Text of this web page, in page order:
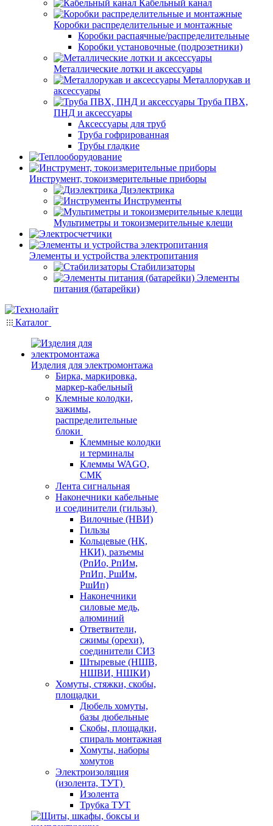
Кабельный канал
Коробки распределительные и монтажные
Коробки распаячные/распределительные
Коробки установочные (подрозетники)
Металлические лотки и аксессуары
Металлорукав и
аксессуары
Труба ПВХ,
ПНД и аксессуары
Аксессуары для труб
Труба гофрированная
Трубы гладкие
Инструмент, токоизмерительные приборы
Диэлектрика
Инструменты
Мультиметры и токоизмерительные клещи
Элементы и устройства электропитания
Стабилизаторы
Элементы
питания (батарейки)
Каталог
Изделия для электромонтажа
Бирка, маркировка,
маркер-кабельный
Клемные колодки,
зажимы,
распределительные
блоки
Клеммные колодки
и терминалы
Клеммы WAGO,
СМК
Лента сигнальная
Наконечники кабельные
и соединители (гильзы)
Вилочные (НВИ)
Гильзы
Кольцевые (НК,
НКИ), разъемы
(РпИо, РпИм,
РпИп, РшИм,
РшИп)
Наконечники
силовые медь,
алюминий
Ответвители,
сжимы (орехи),
соединители СИЗ
Штыревые (НШВ,
НШВИ, НШКИ)
Хомуты, стяжки, скобы,
площадки
Дюбель хомуты,
базы дюбельные
Скобы, площадки,
спираль монтажная
Хомуты, наборы
хомутов
Электроизоляция
(изолента, ТУТ)
Изолента
Трубка ТУТ